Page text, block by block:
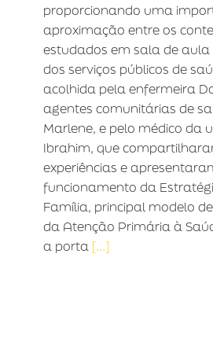
proporcionando uma
aproximação entre os
estudados em sala de
dos serviços públicos de
acolhida pela enfermeira
agentes comunitárias de
Marlene, e pelo médico da
Ibrahim, que
experiências e
funcionamento da
Família, principal modelo
da Atenção Primária à
a porta [...]